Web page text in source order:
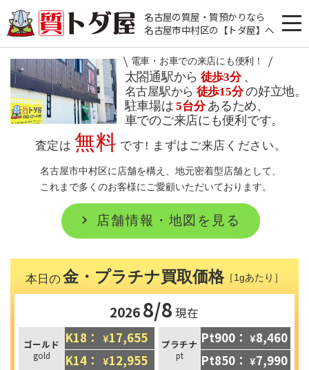
名古屋の質屋・質預かりなら
名古屋市中村区の【トダ屋】へ
ナ
ー
電車・お車での来店にも便利！
太閤通駅から 徒歩3分 、
名古屋駅から 徒歩15分の好立地。
駐車場は 5台分 あるため、
車でのご来店にも便利です。
査定は 無料 です! まずはご来店ください。
名古屋市中村区に店舗を構え、地元密着型店舗として、
これまで多くのお客様にご愛顧いただいております。
店舗情報・地図を見る
本日の金・プラチナ買取価格［1gあたり］
20268/8 現在
ゴールド
gold
K18： ¥17,655
K14：
¥12,955
プラチナ
pt
Pt900： ¥8,460
Pt850： ¥7,990